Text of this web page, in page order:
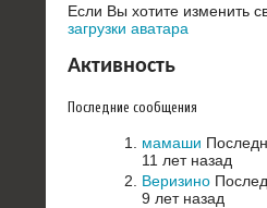
Если Вы хотите изменить
загрузки аватара
Активность
Последние сообщения
мамаши
11 лет назад
Веризино
9 лет назад